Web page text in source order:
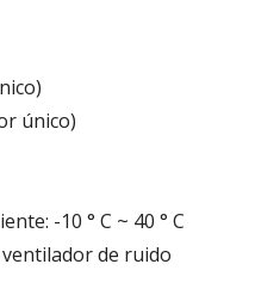
único)
-10 ° C ~ 40 ° C
de ruido